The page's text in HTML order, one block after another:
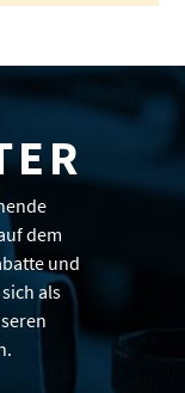
dem
und
als